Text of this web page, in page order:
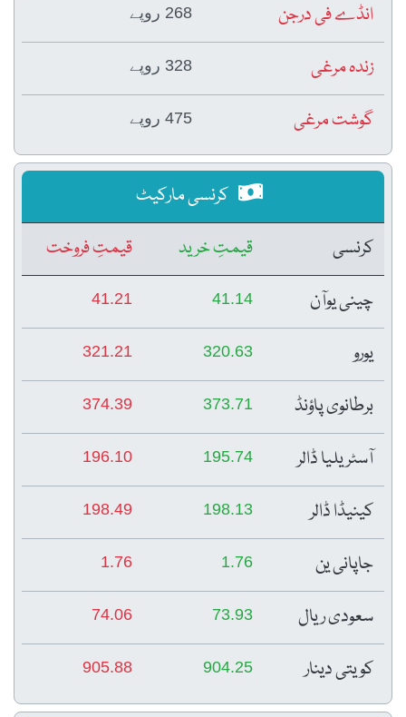
انڈے فی درجن
268 روپے
زندہ مرغی 328 روپے
گوشت مرغی 475 روپے
کرنسی مارکیٹ
کرنسی
قیمتِ خرید
قیمتِ فروخت
چینی یوآن
41.14
41.21
یورو 320.63
321.21
برطانوی پاؤنڈ 373.71
374.39
آسٹریلیا ڈالر 195.74
196.10
کینیڈا ڈالر 198.13
198.49
جاپانی ین 1.76
1.76
سعودی ریال 73.93
74.06
کویتی دینار 904.25
905.88